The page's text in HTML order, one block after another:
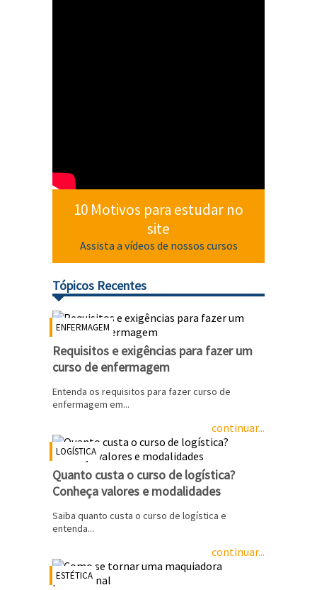
10 Motivos para estudar no
site
Assista a vídeos de nossos cursos
Tópicos Recentes
ENFERMAGEM
Requisitos e exigências para fazer um
curso de enfermagem
Entenda os requisitos para fazer curso de
enfermagem em...
continuar...
LOGÍSTICA
Quanto custa o curso de logística?
Conheça valores e modalidades
Saiba quanto custa o curso de logística e
entenda...
continuar...
ESTÉTICA